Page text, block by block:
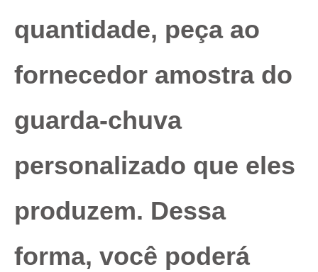
quantidade, peça ao
fornecedor amostra do
guarda-chuva
personalizado que eles
produzem. Dessa
forma, você poderá